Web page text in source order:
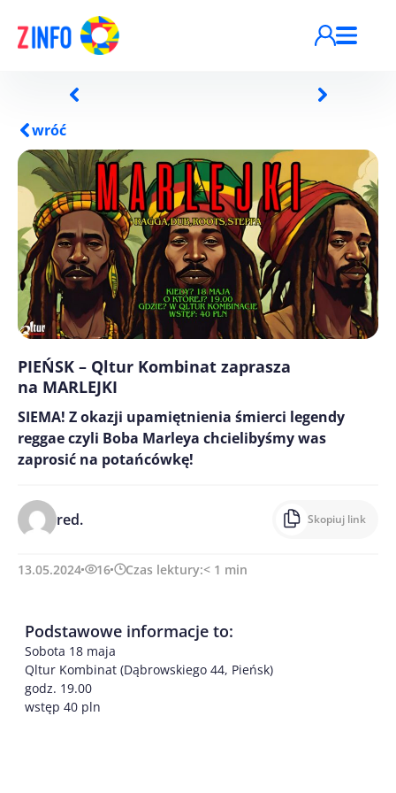
wróć
PIEŃSK – Qltur Kombinat zaprasza
na MARLEJKI
SIEMA! Z okazji upamiętnienia śmierci legendy
reggae czyli Boba Marleya chcielibyśmy was
zaprosić na potańcówkę!
red. Skopiuj link
13.05.2024 16 Czas lektury:< 1 min
Podstawowe informacje to:
Sobota 18 maja
Qltur Kombinat (Dąbrowskiego 44, Pieńsk)
godz. 19.00
wstęp 40 pln